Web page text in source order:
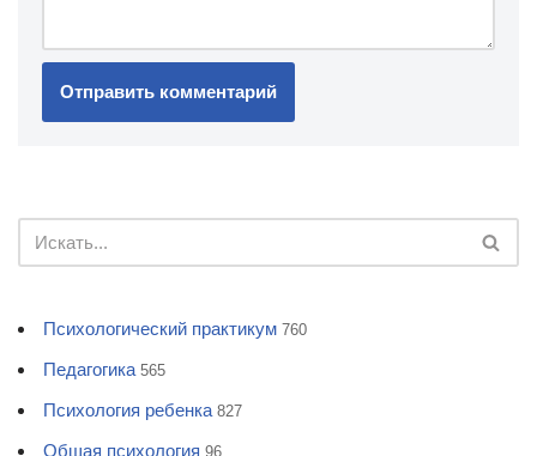
Психологический практикум 760
Педагогика 565
Психология ребенка 827
Общая психология 96